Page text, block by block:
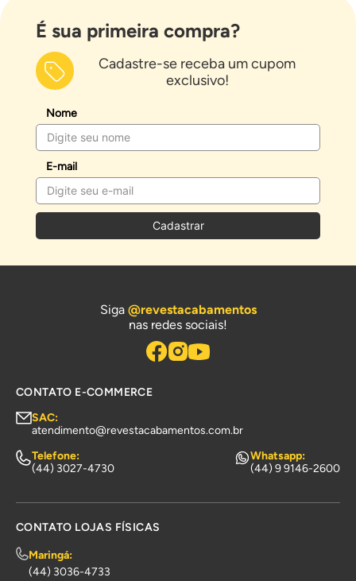
É sua primeira compra?
Cadastre-se receba um cupom
exclusivo!
Nome
E-mail
Cadastrar
Siga @revestacabamentos
nas redes sociais!
CONTATO E-COMMERCE
SAC:
atendimento@revestacabamentos.com.br
Telefone:
(44) 3027-4730
Whatsapp:
(44) 9 9146-2600
CONTATO LOJAS FÍSICAS
Maringá:
(44) 3036-4733